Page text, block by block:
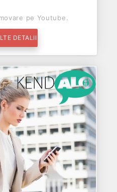
pe Youtube.
DETALII